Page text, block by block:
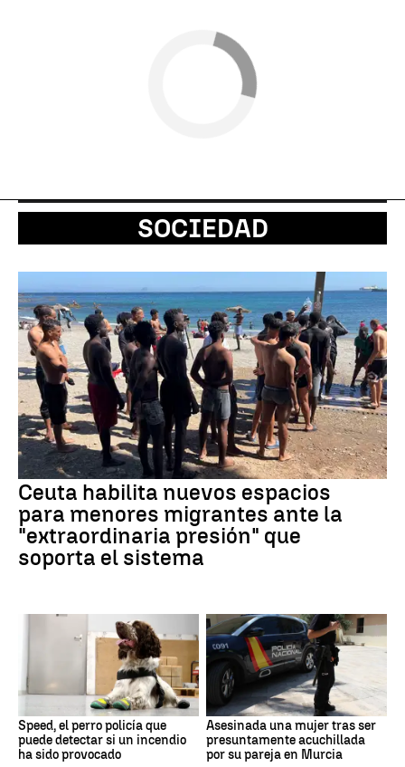
SOCIEDAD
Ceuta habilita nuevos espacios
para menores migrantes ante la
"extraordinaria presión" que
soporta el sistema
Speed, el perro policía que
puede detectar si un incendio
ha sido provocado
Asesinada una mujer tras ser
presuntamente acuchillada
por su pareja en Murcia